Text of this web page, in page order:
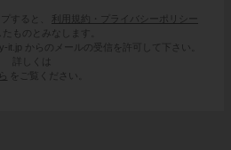
すると、
利用規約・プライバシーポリシー
たものとみなします。
it.jp からのメールの受信を許可して下さい。
詳しくは
をご覧ください。